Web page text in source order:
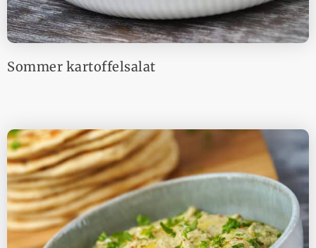
Sommer kartoffelsalat